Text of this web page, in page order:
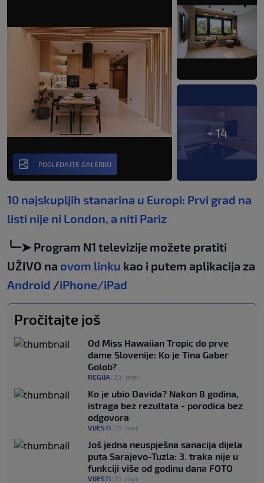
+ 14
POGLEDAJTE GALERIJU
10 najskupljih stanarina u Europi: Prvi grad na
listi nije ni London, a niti Pariz
╰┈➤ Program N1 televizije možete pratiti
UŽIVO na ovom linku kao i putem aplikacija za
Android /iPhone/iPad
Pročitajte još
Od Miss Hawaiian Tropic do prve
dame Slovenije: Ko je Tina Gaber
Golob?
REGIJA 23. mar.
Ko je ubio Davida? Nakon 8 godina,
istraga bez rezultata - porodica bez
odgovora
VIJESTI 21. mar.
Još jedna neuspješna sanacija dijela
puta Sarajevo-Tuzla: 3. traka nije u
funkciji više od godinu dana FOTO
VIJESTI 21. mar.